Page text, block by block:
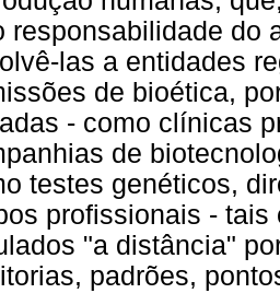
responsabilidade do
las a entidades
de bioética,
- como clínicas
de
testes genéticos,
profissionais -
"a distância"
padrões,